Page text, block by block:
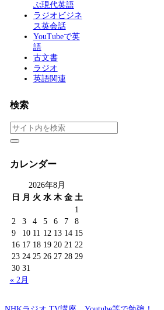
ぶ現代英語
ラジオビジネ
ス英会話
YouTubeで英
語
古文書
ラジオ
英語関連
検索
カレンダー
2026年8月
日 月 火 水 木 金 土
1
2
3 4 5 6 7
8
9
10 11 12 13 14 15
16 17 18 19 20 21 22
23 24 25 26 27 28 29
30 31
« 2月